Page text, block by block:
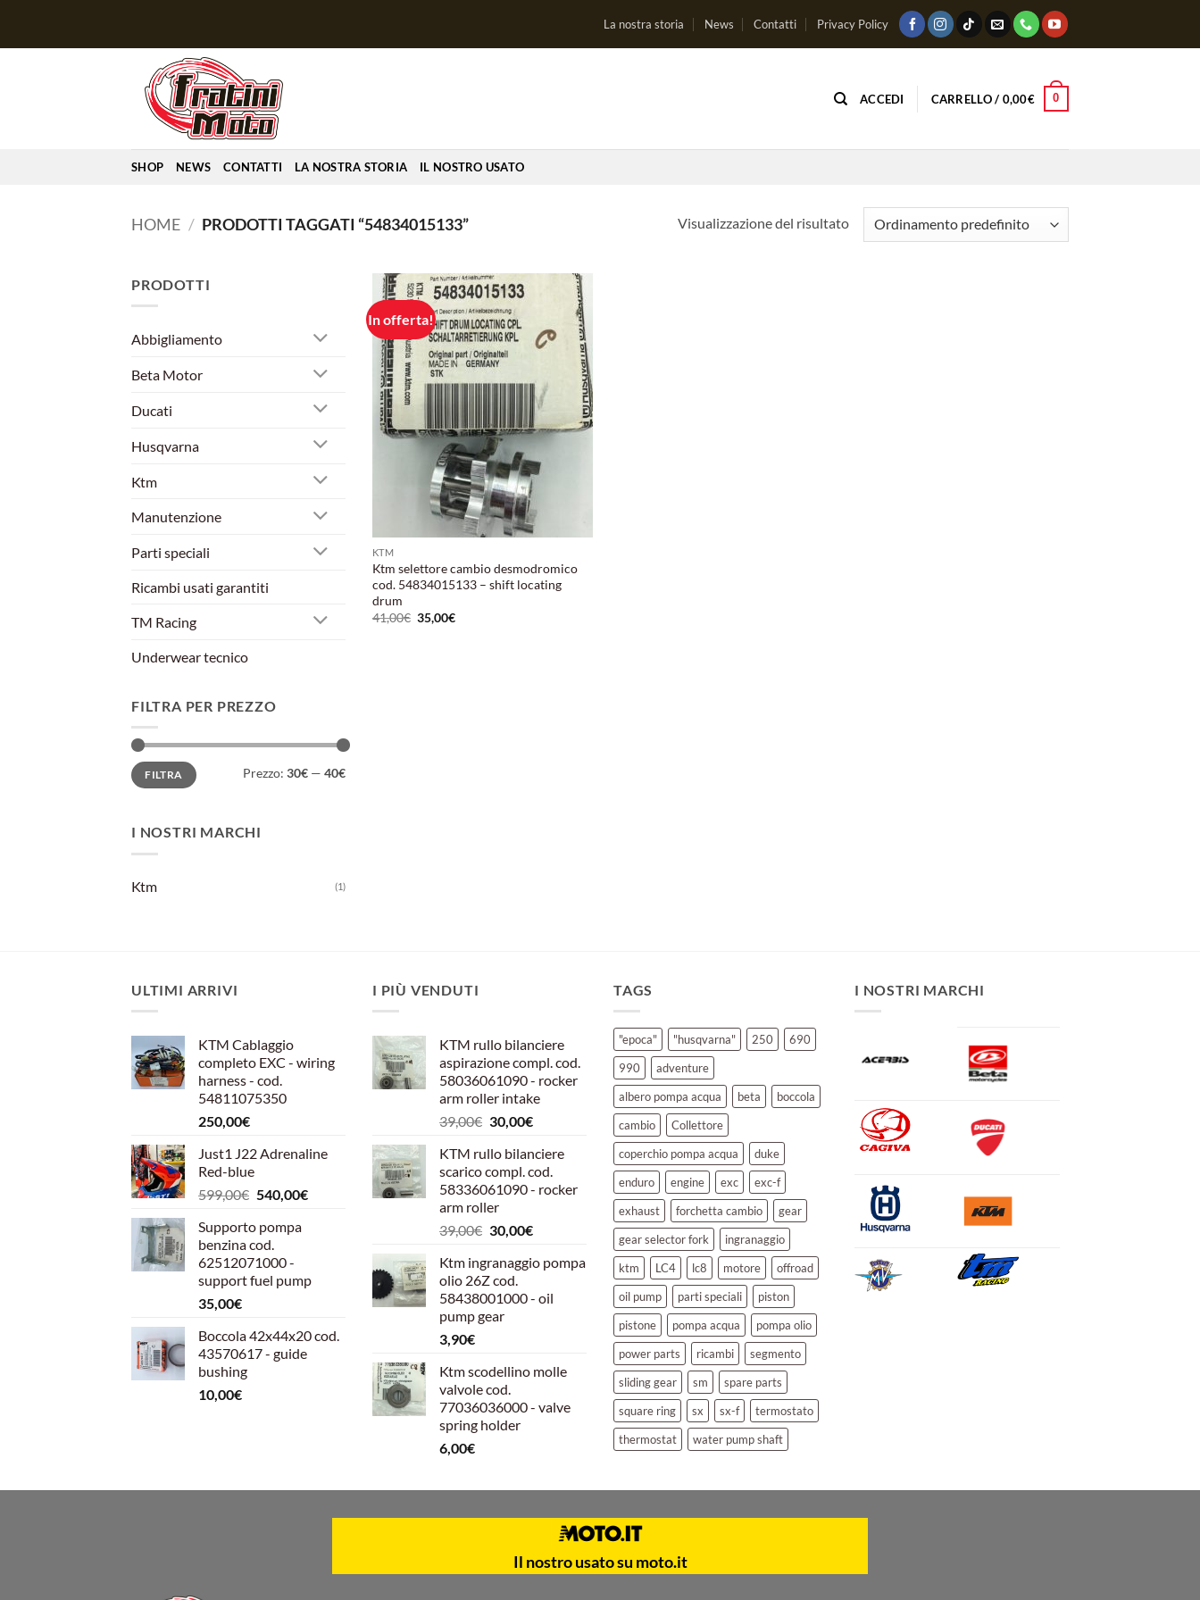
La nostra storia News Contatti Privacy Policy
ACCEDI CARRELLO / 0,00€ 0
SHOP NEWS CONTATTI LA NOSTRA STORIA IL NOSTRO USATO
HOME / PRODOTTI TAGGATI “54834015133” Visualizzazione del risultato
PRODOTTI
Abbigliamento
Beta Motor
Ducati
Husqvarna
Ktm
Manutenzione
Parti speciali
Ricambi usati garantiti
TM Racing
Underwear tecnico
FILTRA PER PREZZO
Prezzo
Min
Prezzo
MaxFILTRA Prezzo: 30€ — 40€
I NOSTRI MARCHI
Ktm (1)
In offerta!
Aggiungi
alla lista
KTM
Ktm selettore cambio desmodromico
cod. 54834015133 – shift locating
drum
41,00€ Il
prezzo
35,00€Il
ULTIMI ARRIVI
KTM Cablaggio
completo EXC - wiring
harness - cod.
54811075350
250,00€
Just1 J22 Adrenaline
Red-blue
599,00€ Il
originale
era:
599,00€.
540,00€Il
Supporto pompa
benzina cod.
62512071000 -
support fuel pump
35,00€
Boccola 42x44x20 cod.
43570617 - guide
bushing
10,00€
I PIÙ VENDUTI
KTM rullo bilanciere
aspirazione compl. cod.
58036061090 - rocker
arm roller intake
39,00€ Il
originale
era:
39,00€.
30,00€Il
attuale
è:
30,00€.
KTM rullo bilanciere
scarico compl. cod.
58336061090 - rocker
arm roller
39,00€ Il
originale
era:
39,00€.
30,00€Il
attuale
30,00€.
Ktm ingranaggio pompa
olio 26Z cod.
58438001000 - oil
pump gear
3,90€
Ktm scodellino molle
valvole cod.
77036036000 - valve
spring holder
6,00€
TAGS
"epoca" "husqvarna" 250
690
990
adventure
albero pompa acqua
beta
boccola
cambio
Collettore
coperchio pompa acqua
duke
enduro
engine exc
exc-f
exhaust
forchetta cambio
gear
gear selector fork
ingranaggio
ktm
LC4 lc8 motore
offroad
oil pump
parti speciali
piston
pistone
pompa acqua
pompa olio
power parts
ricambi
segmento
sliding gear
sm
spare parts
square ring
sx sx-f
termostato
thermostat
water pump shaft
I NOSTRI MARCHI
Il nostro usato su moto.it